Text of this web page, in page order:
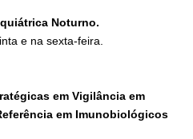
Noturno.
e na sexta-feira.
em Vigilância em
em Imunobiológicos